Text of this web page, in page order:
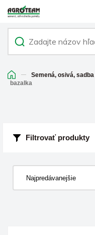
Semená, osivá, sadba
bazalka
Filtrovať produkty
Najpredávanejšie